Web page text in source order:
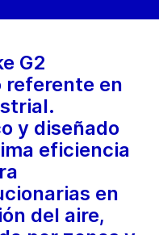
G2
referente en
y diseñado
eficiencia
en
del aire,